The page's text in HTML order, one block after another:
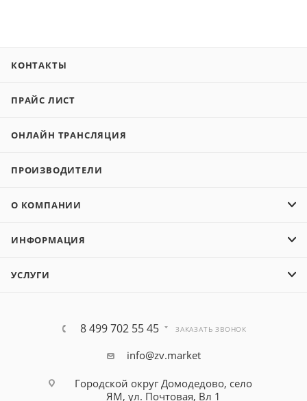
КОНТАКТЫ
ПРАЙС ЛИСТ
ОНЛАЙН ТРАНСЛЯЦИЯ
ПРОИЗВОДИТЕЛИ
О КОМПАНИИ
ИНФОРМАЦИЯ
УСЛУГИ
8 499 702 55 45 ЗАКАЗАТЬ ЗВОНОК
info@zv.market
Городской округ Домодедово, село
ЯМ, ул. Почтовая, Вл 1